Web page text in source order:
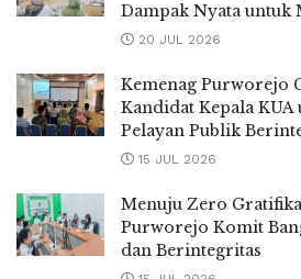
Dampak Nyata untuk
20 JUL 2026
Kemenag Purworejo
Kandidat Kepala
Pelayan Publik
15 JUL 2026
Menuju Zero
Purworejo Komit
dan Berintegritas